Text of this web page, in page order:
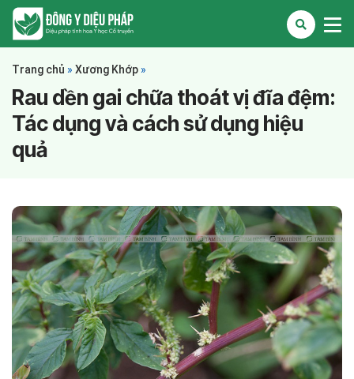
Trang chủ » Xương Khớp »
Rau dền gai chữa thoát vị đĩa đệm:
Tác dụng và cách sử dụng hiệu
quả